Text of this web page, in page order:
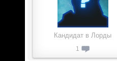
Кандидат в Лорды
1